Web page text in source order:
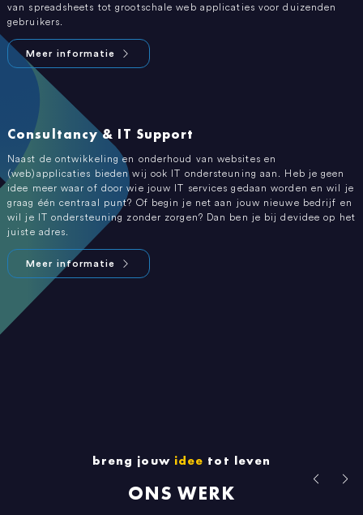
van spreadsheets tot grootschale web applicaties voor duizenden
gebruikers.
Meer informatie
Consultancy & IT Support
Naast de ontwikkeling en onderhoud van websites en
(web)applicaties bieden wij ook IT ondersteuning aan. Heb je geen
idee meer waar of door wie jouw IT services gedaan worden en wil je
graag één centraal punt? Of begin je net aan jouw nieuwe bedrijf en
wil je IT ondersteuning zonder zorgen? Dan ben je bij devidee op het
juiste adres.
Meer informatie
breng jouw idee tot leven
ONS WERK